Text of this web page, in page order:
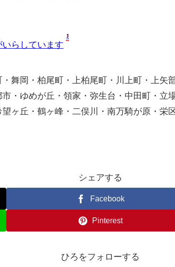
らしています
舞岡・柏尾町・上柏尾町・川上町・上矢
・ゆめが丘・領家・弥生台・中田町・立
ヶ丘・鶴ヶ峰・二俣川・南万騎が原・栄
シェアする
Facebook
Pinterest
ひろをフォローする